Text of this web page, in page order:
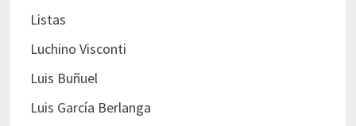
Listas
Luchino Visconti
Luis Buñuel
Luis García Berlanga